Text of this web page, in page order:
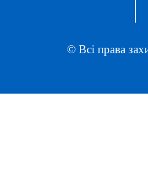
© Всі права